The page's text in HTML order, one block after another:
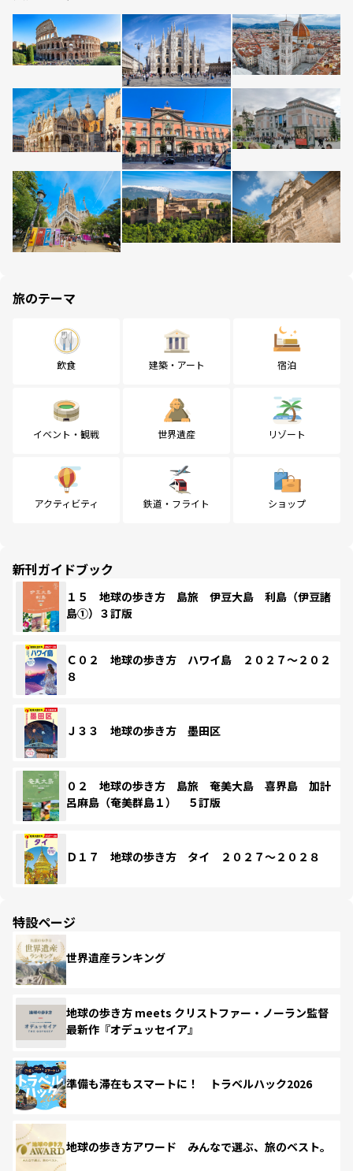
旅のテーマ
飲食 建築・アート 宿泊
イベント・観戦 世界遺産 リゾート
アクティビティ 鉄道・フライト ショップ
新刊ガイドブック
１５ 地球の歩き方 島旅 伊豆大島 利島（伊豆諸
島①）３訂版
Ｃ０２ 地球の歩き方 ハワイ島 ２０２７～２０２
８
Ｊ３３ 地球の歩き方 墨田区
０２ 地球の歩き方 島旅 奄美大島 喜界島 加計
呂麻島（奄美群島１） ５訂版
Ｄ１７ 地球の歩き方 タイ ２０２７～２０２８
特設ページ
世界遺産ランキング
地球の歩き方 meets クリストファー・ノーラン監督
最新作『オデュッセイア』
準備も滞在もスマートに！ トラベルハック2026
地球の歩き方アワード みんなで選ぶ、旅のベスト。